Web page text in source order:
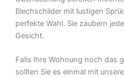
Blechschilder mit lustigen
perfekte Wahl. Sie zaubern
Gesicht.
Falls Ihre Wohnung noch das
sollten Sie es einmal mit